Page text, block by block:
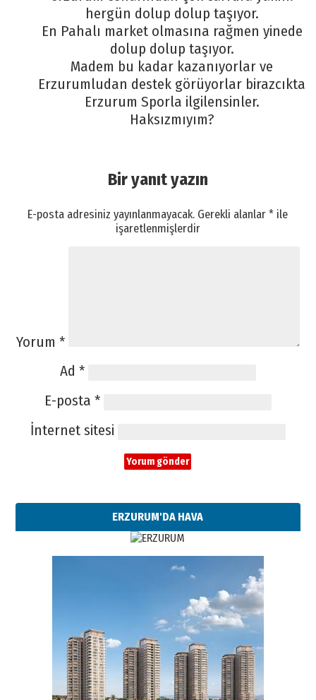
hergün dolup dolup taşıyor.
En Pahalı market olmasına rağmen yinede
dolup dolup taşıyor.
Madem bu kadar kazanıyorlar ve
Erzurumludan destek görüyorlar birazcıkta
Erzurum Sporla ilgilensinler.
Haksızmıyım?
Bir yanıt yazın
E-posta adresiniz yayınlanmayacak. Gerekli alanlar* ile
işaretlenmişlerdir
Yorum *
Ad *
E-posta *
İnternet sitesi
ERZURUM'DA HAVA